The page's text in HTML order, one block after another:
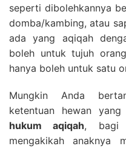
seperti dibolehkannya
domba/kambing, atau
ada yang aqiqah
boleh untuk tujuh
hanya boleh untuk satu
Mungkin Anda
ketentuan hewan
hukum aqiqah, bagi
mengakikah anaknya